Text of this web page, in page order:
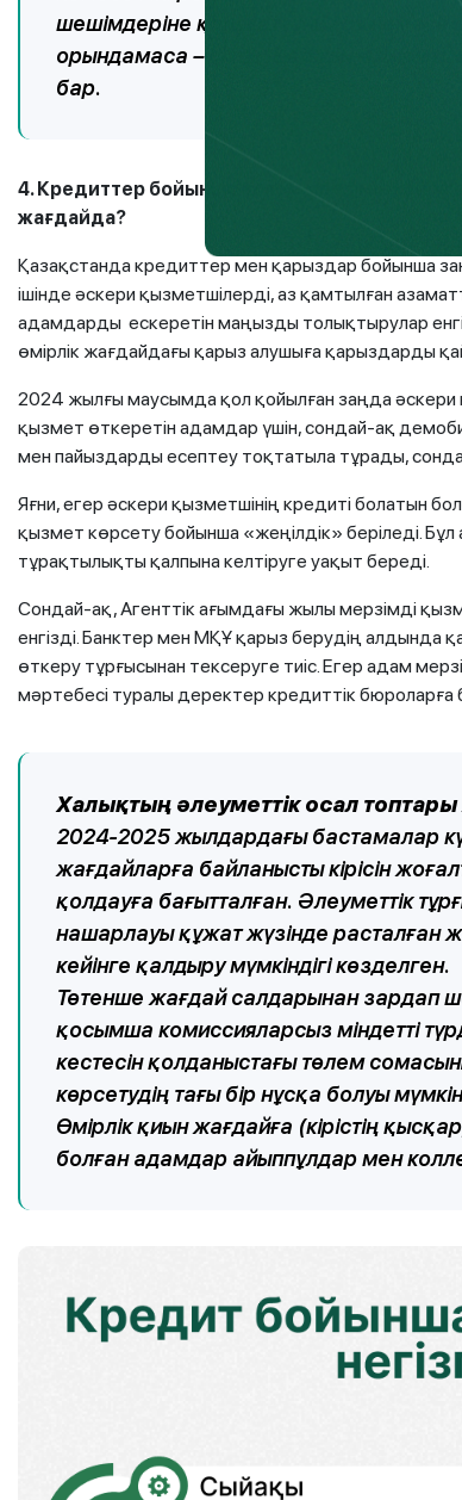
шешімдеріне қанағаттанбаса
орындамаса – сіздің Қаржы нарығын
бар.
4. Кредиттер бойынша төлем мерзімін
жағдайда?
Қазақстанда кредиттер мен қарыздар бойынша
ішінде әскери қызметшілерді, аз қамтылған
адамдарды ескеретін маңызды толықтырулар
өмірлік жағдайдағы қарыз алушыға қарыздарды
2024 жылғы маусымда қол қойылған заңда әскери
қызмет өткеретін адамдар үшін, сондай-ақ
мен пайыздарды есептеу тоқтатыла тұрады,
Яғни, егер әскери қызметшінің кредиті болатын
қызмет көрсету бойынша «жеңілдік» беріледі. Бұл
тұрақтылықты қалпына келтіруге уақыт береді.
Сондай-ақ, Агенттік ағымдағы жылы мерзімді
енгізді. Банктер мен МҚҰ қарыз берудің алдында
өткеру тұрғысынан тексеруге тиіс. Егер адам
мәртебесі туралы деректер кредиттік бюроларға
Халықтың әлеуметтік осал
2024-2025 жылдардағы бастамалар
жағдайларға байланысты кірісін
қолдауға бағытталған. Әлеуметтік
нашарлауы құжат жүзінде расталған
кейінге қалдыру мүмкіндігі көзделген.
Төтенше жағдай салдарынан зардап
қосымша комиссияларсыз міндетті
кестесін қолданыстағы төлем
көрсетудің тағы бір нұсқа болуы
Өмірлік қиын жағдайға (кірістің
болған адамдар айыппұлдар мен